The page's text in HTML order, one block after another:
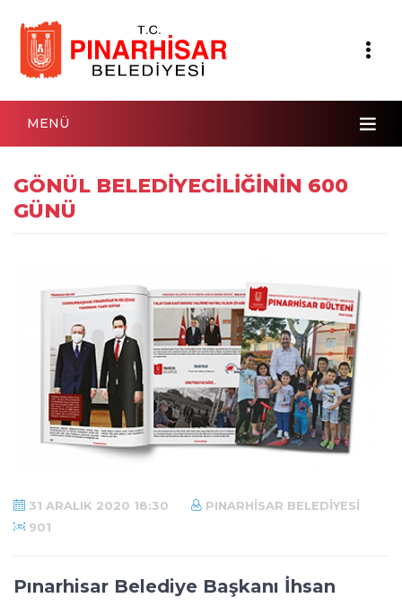
MENÜ
GÖNÜL BELEDİYECİLİĞİNİN 600
GÜNÜ
31 ARALIK 2020 18:30
PINARHISAR BELEDIYESI
901
Pınarhisar Belediye Başkanı İhsan